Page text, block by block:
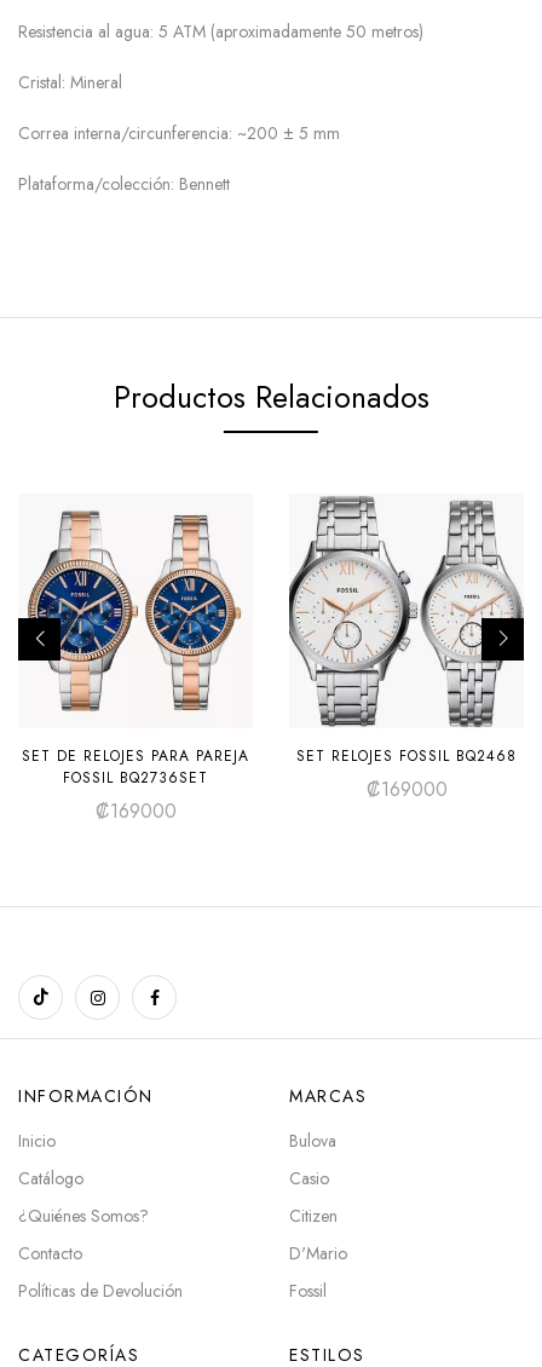
Resistencia al agua: 5 ATM (aproximadamente 50 metros)
Cristal: Mineral
Correa interna/circunferencia: ~200 ± 5 mm
Plataforma/colección: Bennett
Productos Relacionados
SET DE RELOJES PARA PAREJA
FOSSIL BQ2736SET
₡169000
SET RELOJES FOSSIL BQ2468
₡169000
INFORMACIÓN
Inicio
Catálogo
¿Quiénes Somos?
Contacto
Políticas de Devolución
MARCAS
Bulova
Casio
Citizen
D'Mario
Fossil
CATEGORÍAS ESTILOS